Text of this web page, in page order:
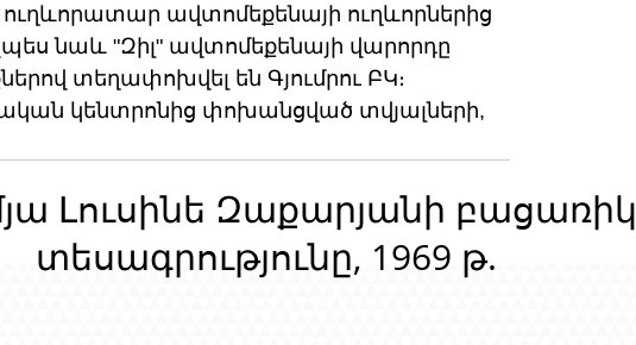
ավտոմեքենայի ուղևորներից
նաև "Զիլ" ավտոմեքենայի վարորդը
տեղափոխվել են Գյումրու ԲԿ։
կենտրոնից փոխանցված տվյալների,
Լուսինե Զաքարյանի բացառիկ
տեսագրությունը, 1969 թ.